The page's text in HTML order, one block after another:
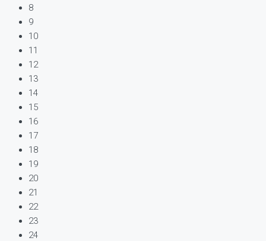
8
9
10
11
12
13
14
15
16
17
18
19
20
21
22
23
24